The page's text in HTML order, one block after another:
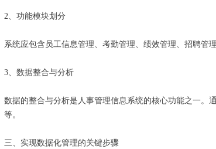
2、功能模块划分
系统应包含员工信息管理、考勤管理、绩效管理、招聘管
3、数据整合与分析
数据的整合与分析是人事管理信息系统的核心功能之一。
等。
三、实现数据化管理的关键步骤